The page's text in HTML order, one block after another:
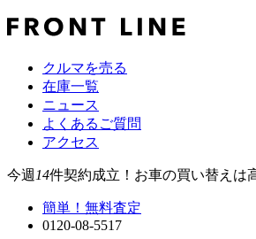
クルマを売る
在庫一覧
ニュース
よくあるご質問
アクセス
今週 14件契約成立！お車の買い替えは
簡単！無料査定
0120-08-5517